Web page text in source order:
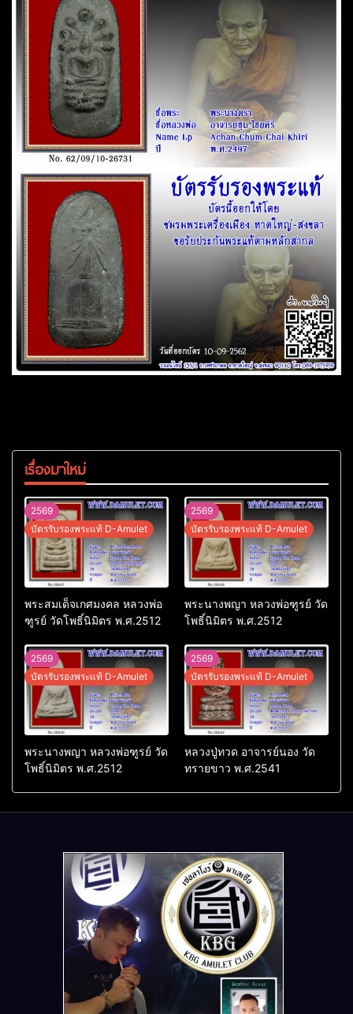
เรื่องมาใหม่
2569
บัตรรับรองพระแท้ D-Amulet
พระสมเด็จเกศมงคล หลวงพ่อ
ฑูรย์ วัดโพธิ์นิมิตร พ.ศ.2512
2569
บัตรรับรองพระแท้ D-Amulet
พระนางพญา หลวงพ่อฑูรย์ วัด
โพธิ์นิมิตร พ.ศ.2512
2569
บัตรรับรองพระแท้ D-Amulet
พระนางพญา หลวงพ่อฑูรย์ วัด
โพธิ์นิมิตร พ.ศ.2512
2569
บัตรรับรองพระแท้ D-Amulet
หลวงปู่ทวด อาจารย์นอง วัด
ทรายขาว พ.ศ.2541